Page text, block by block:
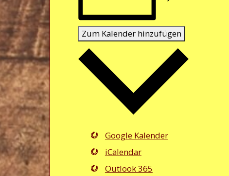
Zum Kalender hinzufügen
Google Kalender
iCalendar
Outlook 365